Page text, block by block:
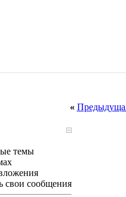
«
темы
свои сообщения